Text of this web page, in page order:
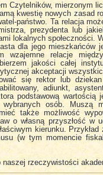
Czytelników, mierzonym
kwestię nowych zasad
państwo. Ta relacja
prezydenta lub
lokalnych społeczności.
dla jego mieszkańców
wzajemne relacje
jakości całej
akceptacji
się rektor lub
adiunkt,
podstawową wartością
wybranych osób. Muszą
także możliwość
o własną przyszłość w
kierunku.
(w tym momencie
rzeczywistości